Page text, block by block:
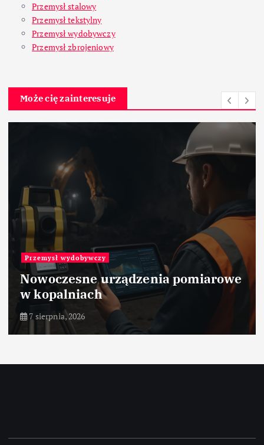
Przemysł stalowy
Przemysł tekstylny
Przemysł wydobywczy
Przemysł zbrojeniowy
Może cię zainteresuje
Przemysł wydobywczy
Nowoczesne urządzenia pomiarowe
w kopalniach
7 sierpnia, 2026